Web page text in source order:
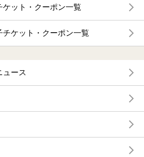
ケット・クーポン一覧
チケット・クーポン一覧
ュース